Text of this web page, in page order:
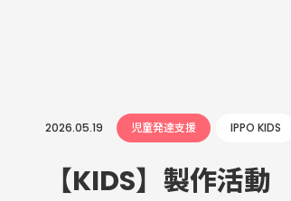
2026.05.19 児童発達支援 IPPO KIDS
【KIDS】製作活動